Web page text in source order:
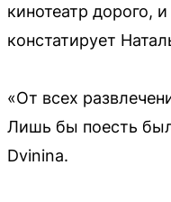
кинотеатр дорого,
констатирует
«От всех
Лишь бы поесть
Dvinina.